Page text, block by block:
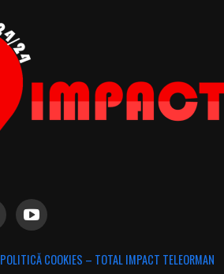
POLITICĂ COOKIES – TOTAL IMPACT TELEORMAN